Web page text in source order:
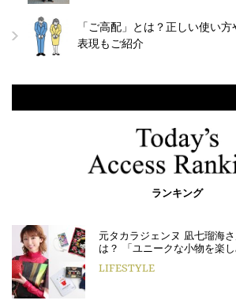
「ご高配」とは？正しい使い
表現もご紹介
ランキング
元タカラジェンヌ 凪七瑠海
は？ 「ユニークな小物を楽
LIFESTYLE